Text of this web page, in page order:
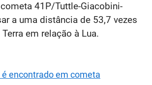
41P/Tuttle-Giacobini-
a uma distância de 53,7 vezes
em relação à Lua.
é encontrado em cometa